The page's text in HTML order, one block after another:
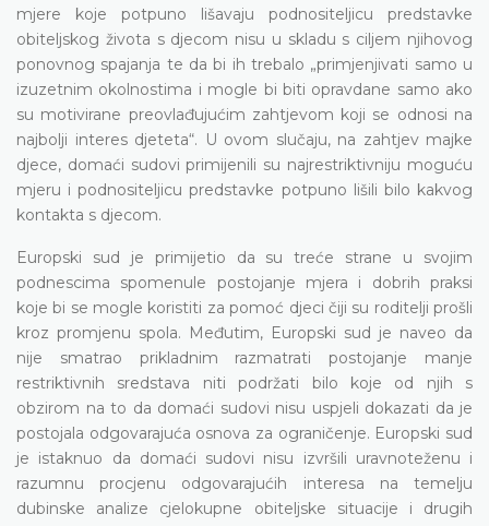
mjere koje potpuno lišavaju podnositeljicu predstavke
obiteljskog života s djecom nisu u skladu s ciljem njihovog
ponovnog spajanja te da bi ih trebalo „primjenjivati samo u
izuzetnim okolnostima i mogle bi biti opravdane samo ako
su motivirane preovlađujućim zahtjevom koji se odnosi na
najbolji interes djeteta“. U ovom slučaju, na zahtjev majke
djece, domaći sudovi primijenili su najrestriktivniju moguću
mjeru i podnositeljicu predstavke potpuno lišili bilo kakvog
kontakta s djecom.
Europski sud je primijetio da su treće strane u svojim
podnescima spomenule postojanje mjera i dobrih praksi
koje bi se mogle koristiti za pomoć djeci čiji su roditelji prošli
kroz promjenu spola. Međutim, Europski sud je naveo da
nije smatrao prikladnim razmatrati postojanje manje
restriktivnih sredstava niti podržati bilo koje od njih s
obzirom na to da domaći sudovi nisu uspjeli dokazati da je
postojala odgovarajuća osnova za ograničenje. Europski sud
je istaknuo da domaći sudovi nisu izvršili uravnoteženu i
razumnu procjenu odgovarajućih interesa na temelju
dubinske analize cjelokupne obiteljske situacije i drugih